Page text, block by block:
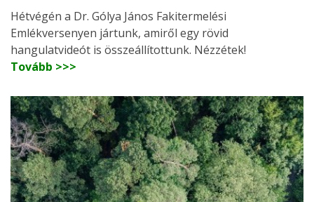
Hétvégén a Dr. Gólya János Fakitermelési
Emlékversenyen jártunk, amiről egy rövid
hangulatvideót is összeállítottunk. Nézzétek!
Tovább >>>